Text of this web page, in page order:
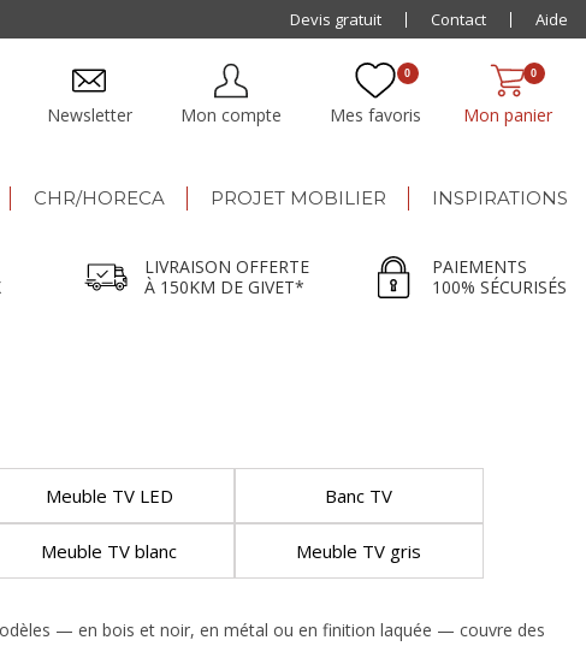
Mon panier
0
Mes favoris
0
Mon compte
Newsletter
CHR/HORECA PROJET MOBILIER INSPIRATIONS
LIVRAISON OFFERTE
À 150KM DE GIVET*
PAIEMENTS
100% SÉCURISÉS
Meuble TV LED Banc TV
Meuble TV blanc Meuble TV gris
— en bois et noir, en métal ou en finition laquée — couvre des
Paiement jusqu'à48x
Devis gratuit Contact Aide